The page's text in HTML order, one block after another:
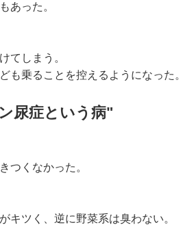
あった。
てしまう。
も乗ることを控えるようになった。
尿症という病"
つくなかった。
キツく、逆に野菜系は臭わない。